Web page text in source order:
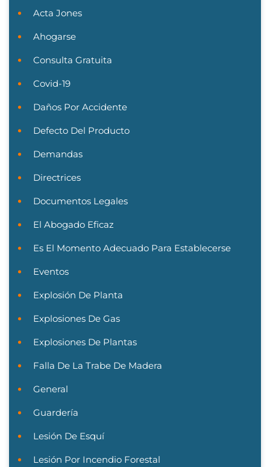
Acta Jones
Ahogarse
Consulta Gratuita
Covid-19
Daños Por Accidente
Defecto Del Producto
Demandas
Directrices
Documentos Legales
El Abogado Eficaz
Es El Momento Adecuado Para Establecerse
Eventos
Explosión De Planta
Explosiones De Gas
Explosiones De Plantas
Falla De La Trabe De Madera
General
Guardería
Lesión De Esquí
Lesión Por Incendio Forestal